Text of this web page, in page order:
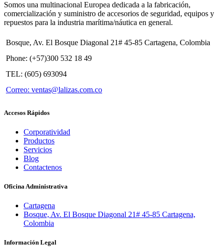
Somos una multinacional Europea dedicada a la fabricación,
comercialización y suministro de accesorios de seguridad, equipos y
repuestos para la industria marítima/náutica en general.
Bosque, Av. El Bosque Diagonal 21# 45-85 Cartagena, Colombia
Phone: (+57)300 532 18 49
TEL: (605) 693094
Correo: ventas@lalizas.com.co
Accesos Rápidos
Corporatividad
Productos
Servicios
Blog
Contactenos
Oficina Administrativa
Cartagena
Bosque, Av. El Bosque Diagonal 21# 45-85 Cartagena,
Colombia
Información Legal